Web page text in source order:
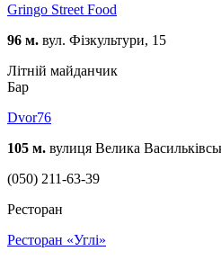
Gringo Street Food
96 м. вул. Фізкультури, 15
Літній майданчик
Бар
Dvor76
105 м. вулиця Велика
(050) 211-63-39
Ресторан
Ресторан «Углі»